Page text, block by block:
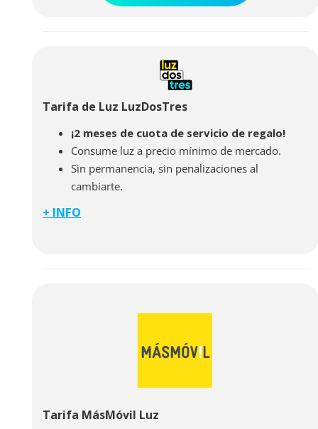
tus lavadoras y electrodomésticos sin miedo a ver tu
Tarifa de Luz LuzDosTres
¡2 meses de cuota de servicio de regalo!
Consume luz a precio mínimo de mercado.
Sin permanencia, sin penalizaciones al
cambiarte.
Con la tarifa LuzDosTres podrás pagar el mismo
mes que les permite ofrecer el mejor servicio.
+ INFO
Tarifa MásMóvil Luz